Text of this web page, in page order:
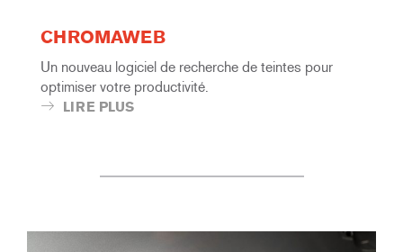
CHROMAWEB
Un nouveau logiciel de recherche de teintes pour
optimiser votre productivité.
LIRE PLUS